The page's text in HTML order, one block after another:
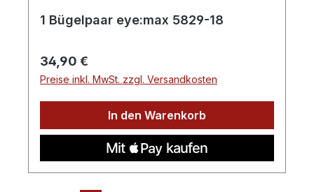
1 Bügelpaar eye:max 5829-18
Regulärer Preis:
34,90 €
Preise inkl. MwSt. zzgl. Versandkosten
In den Warenkorb